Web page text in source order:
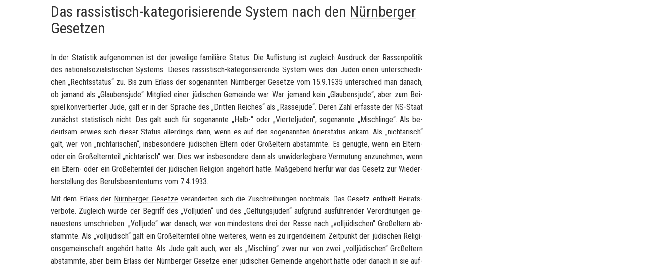
Das rassistisch-kategorisierende System nach den Nürnberger
Gesetzen
In der Sta­tis­tik auf­ge­nom­men ist der je­wei­li­ge fa­mi­liä­re Sta­tus. Die Auf­lis­tung ist zu­gleich Aus­druck der Ras­sen­po­li­tik
des na­tio­nal­so­zia­lis­ti­schen Sys­tems. Die­ses rassistisch-​kategorisierende Sys­tem wies den Juden einen un­ter­schied­li­
chen „Rechts­sta­tus“ zu. Bis zum Er­lass der so­ge­nann­ten Nürn­ber­ger Ge­set­ze vom 15.9.1935 un­ter­schied man da­nach,
ob je­mand als „Glau­bens­ju­de“ Mit­glied einer jü­di­schen Ge­mein­de war. War je­mand kein „Glau­bens­ju­de“, aber zum Bei­
spiel kon­ver­tier­ter Jude, galt er in der Spra­che des „Drit­ten Rei­ches“ als „Ras­se­ju­de“. Deren Zahl er­fass­te der NS-​Staat
zu­nächst sta­tis­tisch nicht. Das galt auch für so­ge­nann­te „Halb-“ oder „Vier­tel­ju­den“, so­ge­nann­te „Misch­lin­ge“. Als be­
deut­sam er­wies sich die­ser Sta­tus al­ler­dings dann, wenn es auf den so­ge­nann­ten Arier­sta­tus ankam. Als „nich­ta­risch“
galt, wer von „nich­ta­ri­schen“, ins­be­son­de­re jü­di­schen El­tern oder Groß­el­tern ab­stamm­te. Es ge­nüg­te, wenn ein Eltern-​
oder ein Groß­el­tern­teil „nich­ta­risch“ war. Dies war ins­be­son­de­re dann als un­wi­der­leg­ba­re Ver­mu­tung an­zu­neh­men, wenn
ein Eltern-​ oder ein Groß­el­tern­teil der jü­di­schen Re­li­gi­on an­ge­hört hatte. Maß­ge­bend hier­für war das Ge­setz zur Wie­der­
her­stel­lung des Be­rufs­be­am­ten­tums vom 7.4.1933.
Mit dem Er­lass der Nürn­ber­ger Ge­set­ze ver­än­der­ten sich die Zu­schrei­bun­gen noch­mals. Das Ge­setz ent­hielt Hei­rats­
ver­bo­te. Zu­gleich wurde der Be­griff des „Voll­ju­den“ und des „Gel­tungs­ju­den“ auf­grund aus­füh­ren­der Ver­ord­nun­gen ge­
nau­es­tens um­schrie­ben: „Voll­ju­de“ war da­nach, wer von min­des­tens drei der Rasse nach „voll­jü­di­schen“ Groß­el­tern ab­
stamm­te. Als „voll­jü­disch“ galt ein Groß­el­tern­teil ohne wei­te­res, wenn es zu ir­gend­ei­nem Zeit­punkt der jü­di­schen Re­li­gi­
ons­ge­mein­schaft an­ge­hört hatte. Als Jude galt auch, wer als „Misch­ling“ zwar nur von zwei „voll­jü­di­schen“ Groß­el­tern
ab­stamm­te, aber beim Er­lass der Nürn­ber­ger Ge­set­ze einer jü­di­schen Ge­mein­de an­ge­hört hatte oder da­nach in sie auf­